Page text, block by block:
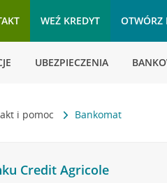
WEŹ KREDYT OTWÓRZ
UBEZPIECZENIA
i pomoc Bankomat
Credit Agricole